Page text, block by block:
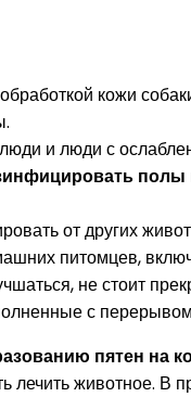
кожи
и люди с
полы
от других
питомцев,
не стоит
с
пятен на
лечить животное.